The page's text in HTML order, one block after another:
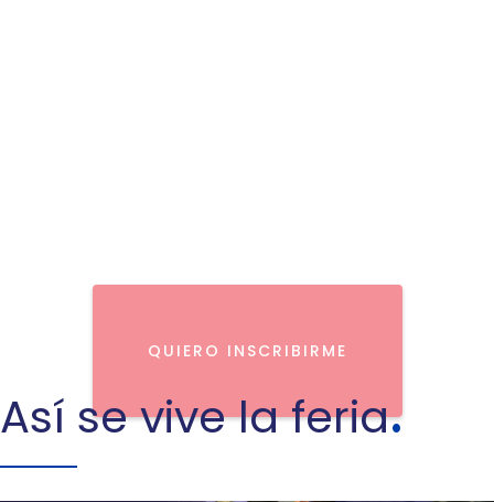
QUIERO INSCRIBIRME
Así se vive la feria